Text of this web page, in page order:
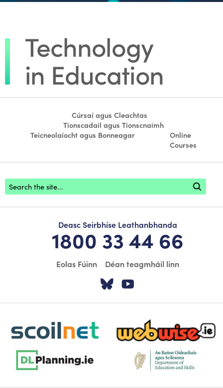
Cúrsaí agus Cleachtas
Tionscadail agus Tionscnaimh
Teicneolaíocht agus Bonneagar
Online
Courses
Footer search
Deasc Seirbhíse Leathanbhanda
1800 33 44 66
Eolas Fúinn Déan teagmháil linn
Tabhair cuairt ar
scoilnet-footer-logo3 webwise-logo-sticky
dlplanning-footer-logo-5 dept-education-footer-